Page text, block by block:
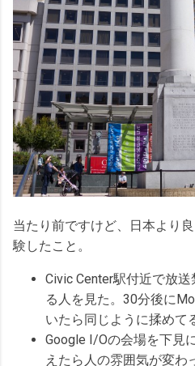
当たり前ですけど、日本より
験したこと。
Civic Center駅付近で放
る人を見た。30分後に
いたら同じように揉めて
Google I/Oの会場を下見
えたら人の雰囲気が変わ